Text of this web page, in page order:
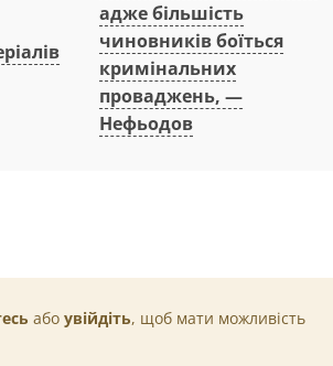
адже більшість
чиновників боїться
кримінальних
проваджень, —
Нефьодов
або увійдіть, щоб мати можливість